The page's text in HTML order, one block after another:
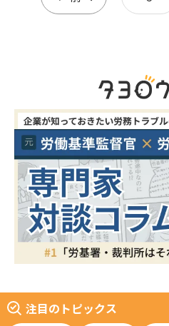
注目のトピックス